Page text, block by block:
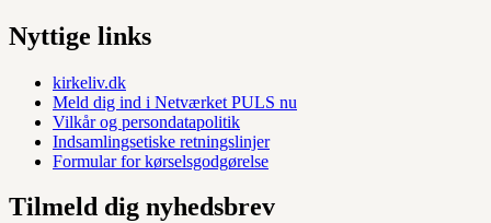
Nyttige links
kirkeliv.dk
Meld dig ind i Netværket PULS nu
Vilkår og persondatapolitik
Indsamlingsetiske retningslinjer
Formular for kørselsgodgørelse
Tilmeld dig nyhedsbrev